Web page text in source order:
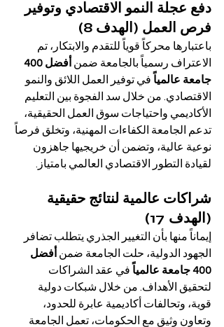
دفع عجلة النمو الاقتصادي وتوفير
فرص العمل (الهدف 8)
باعتبارها محركاً قوياً للتقدم والابتكار، تم
الاعتراف رسمياً بالجامعة ضمن
جامعة عالمياً في توفير العمل اللائق والنمو
الاقتصادي. من خلال سد الفجوة بين التعليم
الأكاديمي واحتياجات سوق العمل الحقيقية،
تدعم الجامعة الكفاءات المهنية، وتخلق فرصاً
نوعية عالية، وتضمن أن خريجيها جاهزون
لقيادة التطور الاقتصادي العالمي بامتياز.
شراكات عالمية لنتائج حقيقية
(الهدف 17)
إيماناً منها بأن التغيير الجذري يتطلب تضافر
الجهود الدولية، حلت الجامعة ضمن أفضل
400 جامعة عالمياً
في عقد الشراكات
لتحقيق الأهداف. من خلال شبكات دولية
قوية، وتحالفات أكاديمية عابرة للحدود،
وتعاون وثيق مع الحكومات، تعمل الجامعة